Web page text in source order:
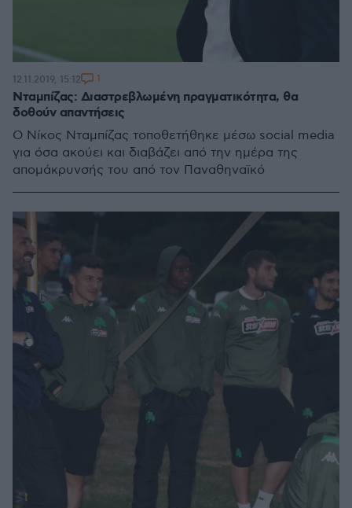
Νταμπίζας: Διαστρεβλωμένη πραγματικότητα, θα
δοθούν απαντήσεις
Ο Νίκος Νταμπίζας τοποθετήθηκε μέσω social media
για όσα ακούει και διαβάζει από την ημέρα της
απομάκρυνσής του από τον Παναθηναϊκό
12.11.2019, 15:12 1